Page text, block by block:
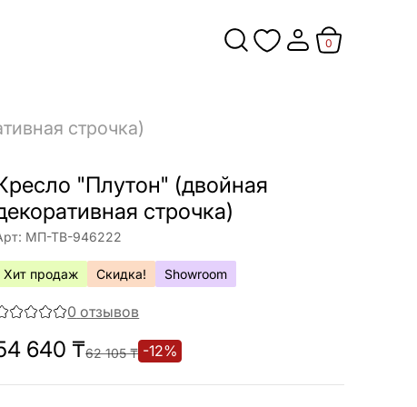
0
строчка)
"Плутон" (двойная
строчка)
МП-ТВ-946222
Хит продаж Скидка! Showroom
0 отзывов
640 ₸62 105₸ -12%